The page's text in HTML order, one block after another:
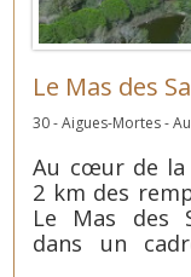
Le Mas des
30 - Aigues-Mortes -
Au cœur de la
2 km des
Le Mas des
dans un